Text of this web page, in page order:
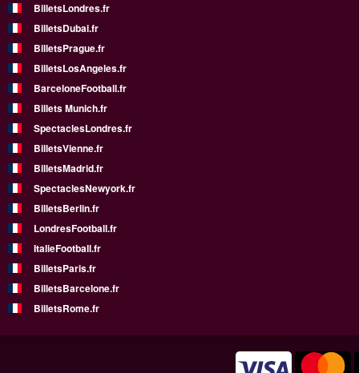
BilletsLondres.fr
BilletsDubai.fr
BilletsPrague.fr
BilletsLosAngeles.fr
BarceloneFootball.fr
Billets Munich.fr
SpectaclesLondres.fr
BilletsVienne.fr
BilletsMadrid.fr
SpectaclesNewyork.fr
BilletsBerlin.fr
LondresFootball.fr
ItalieFootball.fr
BilletsParis.fr
BilletsBarcelone.fr
BilletsRome.fr